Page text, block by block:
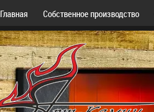
Главная Собственное производство